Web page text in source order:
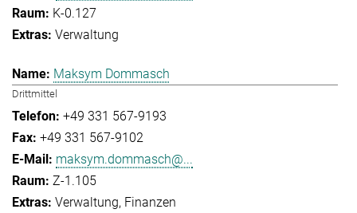
K-0.127
Verwaltung
Maksym Dommasch
Drittmittel
+49 331 567-9193
+49 331 567-9102
maksym.dommasch@...
Z-1.105
Verwaltung Finanzen